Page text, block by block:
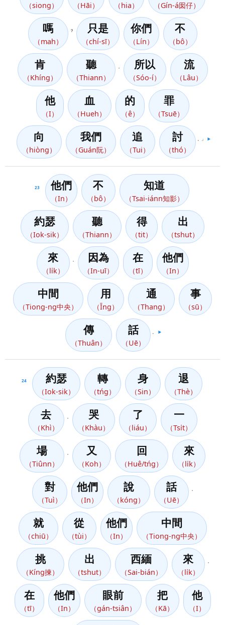
（siong） （Hāi） （hia） （Gín-á囡仔）
嗎
（mah）
？ 只是
（chí-sī）
你們
（Lín）
不
（bô）
肯
（Khíng）
聽
（Thiann）
所以
（Sóo-í）
流
（Lâu）
他
（I）
血
（Hueh）
的
（ê）
罪
（Tsuē）
向
（hiòng）
我們
（Guán阮）
追
（Tui）
討
（thó）
。」 ▶️
23 他們
（In）
不
（bô）
知道
（Tsai-iánn知影）
約瑟
（Iok-sik）
聽
（Thiann）
得
（tit）
出
（tshut）
來
（li̍k）
因為
（In-uī）
在
（tī）
他們
（In）
中間
（Tiong-ng中央）
用
（Īng）
通
（Thang）
事
（sū）
傳
（Thuân）
話
（Uē）
▶️
24 約瑟
（Iok-sik）
轉
（tńg）
身
（Sin）
退
（Thè）
去
（Khì）
哭
（Khàu）
了
（liáu）
一
（Tsi̍t）
場
（Tiûnn）
又
（Koh）
回
（Huê/tńg）
來
（li̍k）
對
（Tuì）
他們
（In）
說
（kóng）
話
（Uē）
就
（chiū）
從
（tùi）
他們
（In）
中間
（Tiong-ng中央）
挑
（Kíng揀）
出
（tshut）
西緬
（Sai-bián）
來
（li̍k）
在
（tī）
他們
（In）
眼前
（gán-tsiân）
把
（Kā）
他
（I）